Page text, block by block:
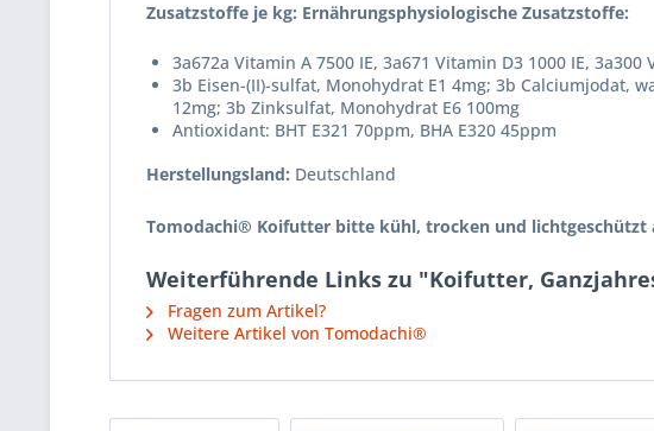
Zusatzstoffe je kg: Ernährungsphysiologische Zusatzstoffe:
3a672a Vitamin A 7500 IE, 3a671 Vitamin D3 1000 IE,
3b Eisen-(II)-sulfat, Monohydrat E1 4mg; 3b Calciumjodat,
12mg; 3b Zinksulfat, Monohydrat E6 100mg
Antioxidant: BHT E321 70ppm, BHA E320 45ppm
Herstellungsland: Deutschland
Tomodachi® Koifutter bitte kühl, trocken und lichtgeschützt
Weiterführende Links zu "Koifutter,
Fragen zum Artikel?
Weitere Artikel von Tomodachi®